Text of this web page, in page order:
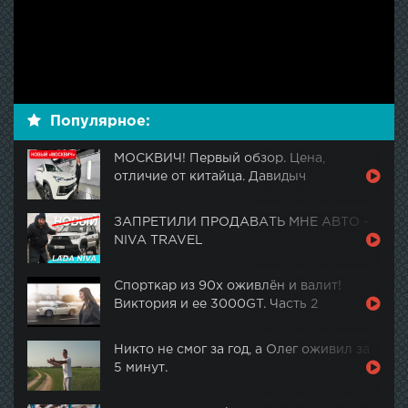
Популярное:
МОСКВИЧ! Первый обзор. Цена,
отличие от китайца. Давидыч
ЗАПРЕТИЛИ ПРОДАВАТЬ МНЕ АВТО -
NIVA TRAVEL
Спорткар из 90х оживлён и валит!
Виктория и ее 3000GT. Часть 2
Никто не смог за год, а Олег оживил за
5 минут.